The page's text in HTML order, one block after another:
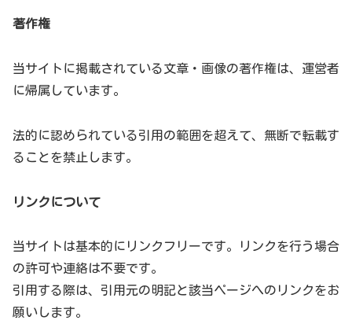
著作権
当サイトに掲載されている文章・画像の著作権は、運営者
に帰属しています。
法的に認められている引用の範囲を超えて、無断で転載す
ることを禁止します。
リンクについて
当サイトは基本的にリンクフリーです。リンクを行う場合
の許可や連絡は不要です。
引用する際は、引用元の明記と該当ページへのリンクをお
願いします。